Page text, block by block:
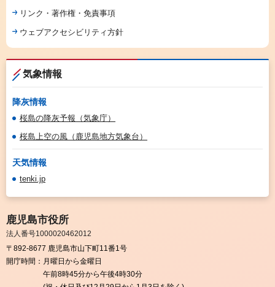
リンク・著作権・免責事項
ウェブアクセシビリティ方針
気象情報
降灰情報
桜島の降灰予報（気象庁）
桜島上空の風（鹿児島地方気象台）
天気情報
tenki.jp
鹿児島市役所
法人番号1000020462012
〒892-8677 鹿児島市山下町11番1号
開庁時間： 月曜日から金曜日
午前8時45分から午後4時30分